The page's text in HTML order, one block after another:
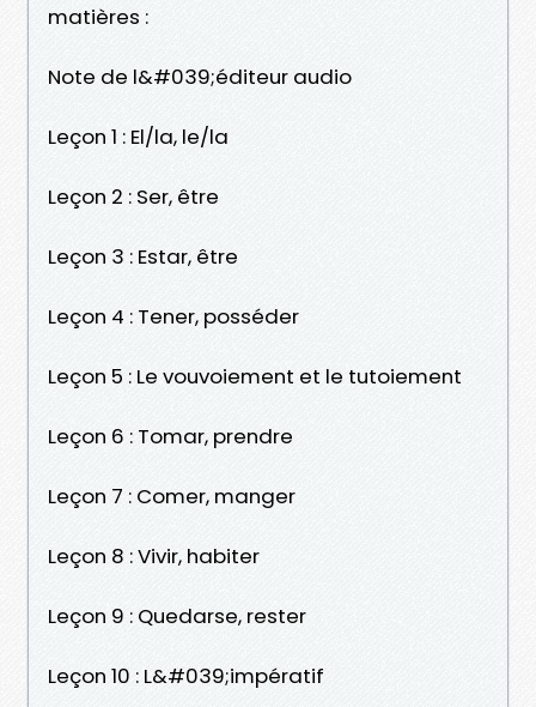
matières :
Note de l&#039;éditeur audio
Leçon 1 : El/la, le/la
Leçon 2 : Ser, être
Leçon 3 : Estar, être
Leçon 4 : Tener, posséder
Leçon 5 : Le vouvoiement et le tutoiement
Leçon 6 : Tomar, prendre
Leçon 7 : Comer, manger
Leçon 8 : Vivir, habiter
Leçon 9 : Quedarse, rester
Leçon 10 : L&#039;impératif